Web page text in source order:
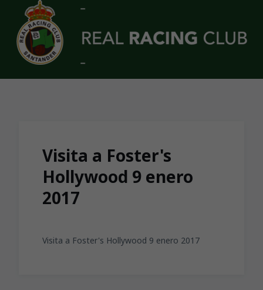
Skip to main content
Visita a Foster's
Hollywood 9 enero
2017
Visita a Foster's Hollywood 9 enero 2017